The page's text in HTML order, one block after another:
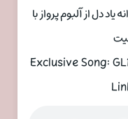
یاد دل از آلبوم پرواز با
Exclusive Song: